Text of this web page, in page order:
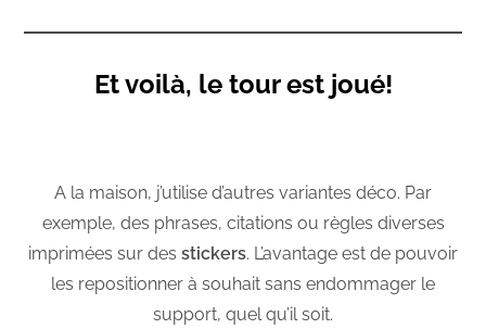
Et voilà, le tour est joué!
A la maison, j’utilise d’autres variantes déco. Par
exemple, des phrases, citations ou règles diverses
imprimées sur des stickers. L’avantage est de pouvoir
les repositionner à souhait sans endommager le
support, quel qu’il soit.